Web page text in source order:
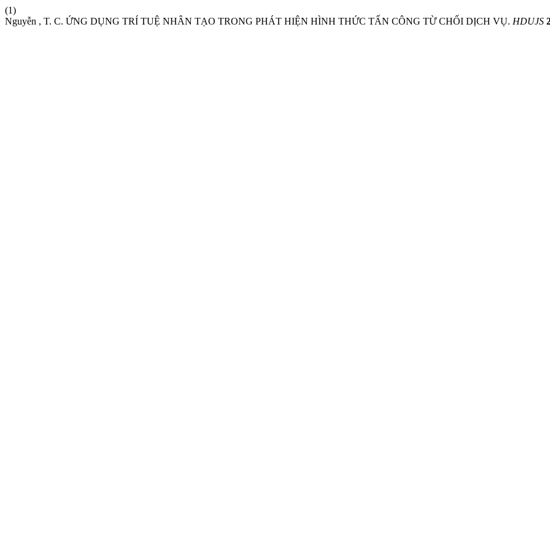
(1)
Nguyễn , T. C. ỨNG DỤNG TRÍ TUỆ NHÂN TẠO TRONG PHÁT HIỆN HÌNH THỨC TẤN CÔNG TỪ CHỐI DỊCH VỤ. HDUJS